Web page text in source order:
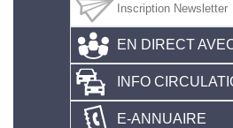
EN DIRECT
INFO
E-ANNUAIRE